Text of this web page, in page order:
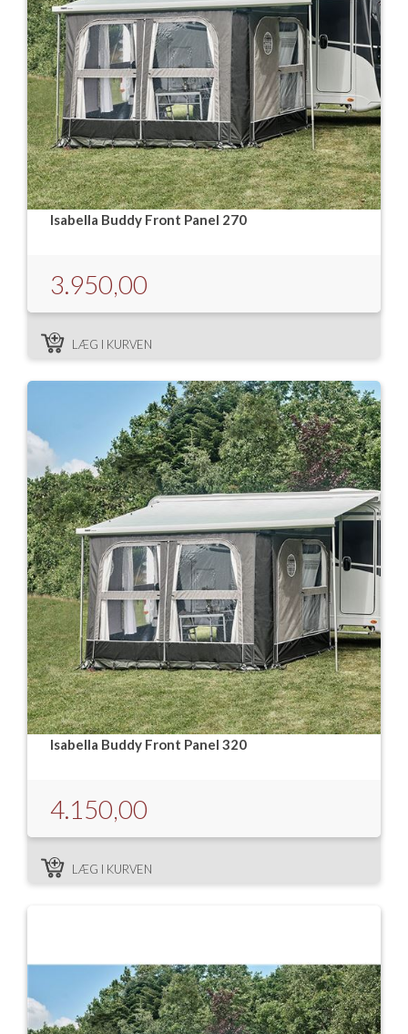
Isabella Opstillingsvejledninger
GPDR - Optagelse af foto og video
GPDR - KG Camping Kundeklub
Isabella Buddy Front Panel 270
3.950,00
LÆG I KURVEN
Isabella Buddy Front Panel 320
4.150,00
LÆG I KURVEN